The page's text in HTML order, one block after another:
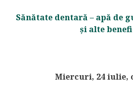
Sănătate dentară – apă de
și alte
Miercuri, 24 iulie,